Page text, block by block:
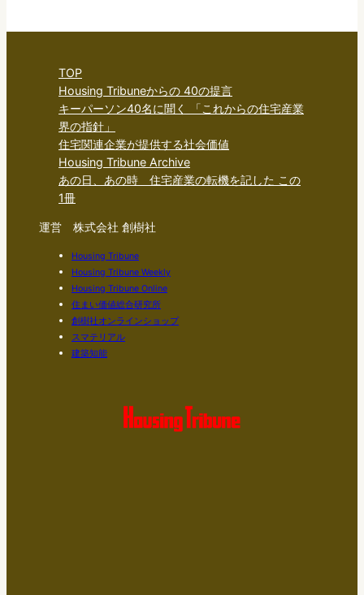
TOP
Housing Tribuneからの 40の提言
キーパーソン40名に聞く 「これからの住宅産業
界の指針」
住宅関連企業が提供する社会価値
Housing Tribune Archive
あの日、あの時 住宅産業の転機を記した この
1冊
運営 株式会社 創樹社
Housing Tribune
Housing Tribune Weekly
Housing Tribune Online
住まい価値総合研究所
創樹社オンラインショップ
スマテリアル
建築知能